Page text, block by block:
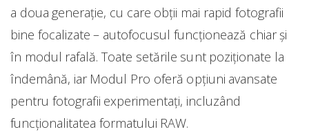
a doua generaţie, cu care obții mai rapid fotografii
bine focalizate – autofocusul funcţionează chiar şi
în modul rafală. Toate setările sunt poziţionate la
îndemână, iar Modul Pro oferă opţiuni avansate
pentru fotografii experimentaţi, incluzând
funcționalitatea formatului RAW.